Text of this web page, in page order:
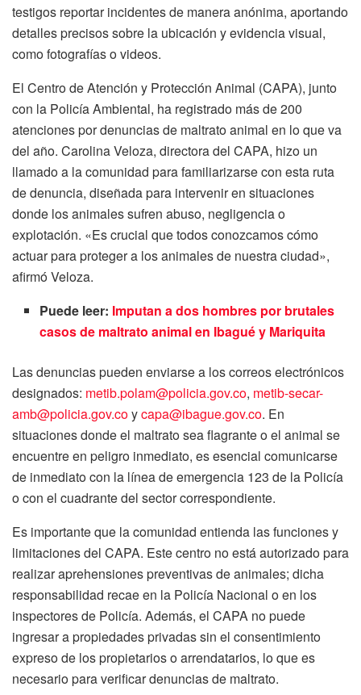
testigos reportar incidentes de manera anónima, aportando
detalles precisos sobre la ubicación y evidencia visual,
como fotografías o videos.
El Centro de Atención y Protección Animal (CAPA), junto
con la Policía Ambiental, ha registrado más de 200
atenciones por denuncias de maltrato animal en lo que va
del año. Carolina Veloza, directora del CAPA, hizo un
llamado a la comunidad para familiarizarse con esta ruta
de denuncia, diseñada para intervenir en situaciones
donde los animales sufren abuso, negligencia o
explotación. «Es crucial que todos conozcamos cómo
actuar para proteger a los animales de nuestra ciudad»,
afirmó Veloza.
Puede leer: Imputan a dos hombres por brutales
casos de maltrato animal en Ibagué y Mariquita
Las denuncias pueden enviarse a los correos electrónicos
designados: metib.polam@policia.gov.co, metib-secar-
amb@policia.gov.coycapa@ibague.gov.co. En
situaciones donde el maltrato sea flagrante o el animal se
encuentre en peligro inmediato, es esencial comunicarse
de inmediato con la línea de emergencia 123 de la Policía
o con el cuadrante del sector correspondiente.
Es importante que la comunidad entienda las funciones y
limitaciones del CAPA. Este centro no está autorizado para
realizar aprehensiones preventivas de animales; dicha
responsabilidad recae en la Policía Nacional o en los
inspectores de Policía. Además, el CAPA no puede
ingresar a propiedades privadas sin el consentimiento
expreso de los propietarios o arrendatarios, lo que es
necesario para verificar denuncias de maltrato.